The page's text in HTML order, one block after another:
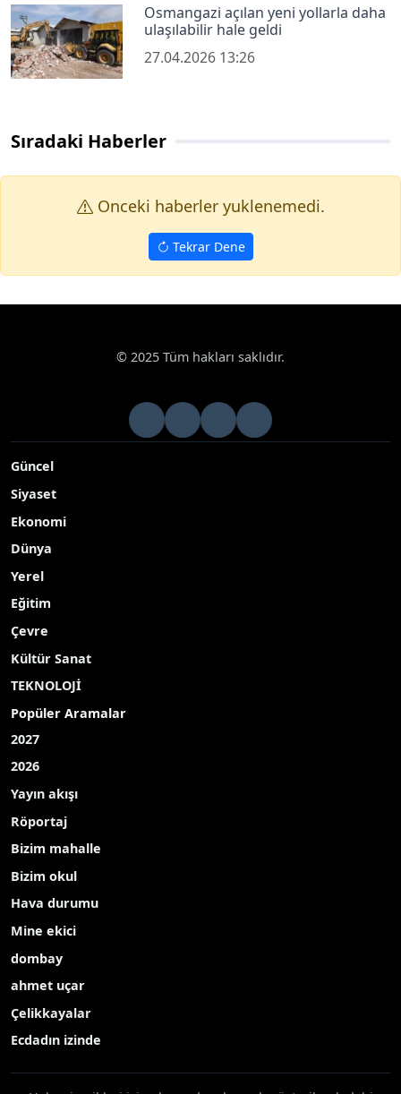
Osmangazi açılan yeni yollarla daha
ulaşılabilir hale geldi
27.04.2026 13:26
Sıradaki Haberler
Onceki haberler yuklenemedi.
Tekrar Dene
© 2025 Tüm hakları saklıdır.
Güncel
Siyaset
Ekonomi
Dünya
Yerel
Eğitim
Çevre
Kültür Sanat
TEKNOLOJİ
Popüler Aramalar
2027
2026
Yayın akışı
Röportaj
Bizim mahalle
Bizim okul
Hava durumu
Mine ekici
dombay
ahmet uçar
Çelikkayalar
Ecdadın izinde